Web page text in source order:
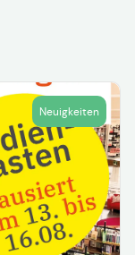
Neuigkeiten